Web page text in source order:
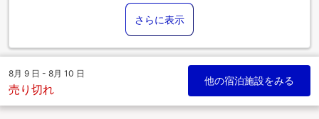
さらに表示
8月 9 日 - 8月 10 日
売り切れ
他の宿泊施設をみる